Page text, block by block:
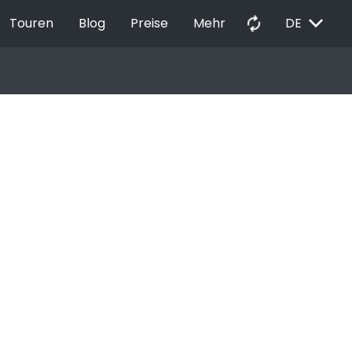
Touren Blog Preise Mehr autorenew DE EXPAND_MORE